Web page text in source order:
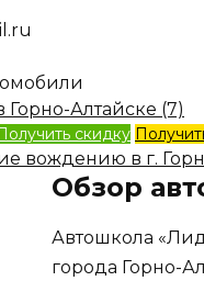
Алтайске (7)
скидку
вождению в г.
Обзор
Автошкола
города Горно-